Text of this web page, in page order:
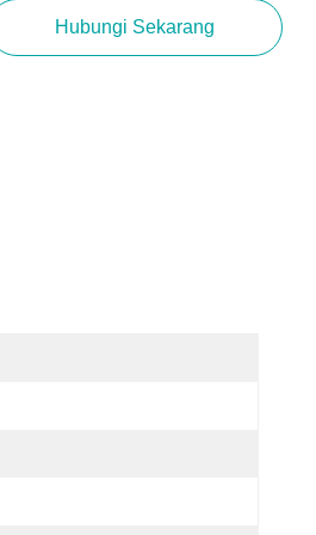
Hubungi Sekarang